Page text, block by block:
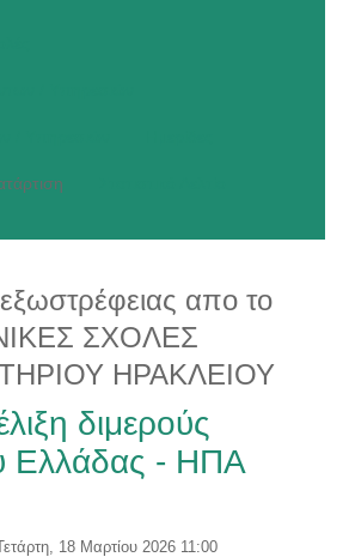
απο το
ΣΧΟΛΕΣ
ΗΡΑΚΛΕΙΟΥ
διμερούς
Ελλάδας - ΗΠΑ
18 Μαρτίου 2026 11:00